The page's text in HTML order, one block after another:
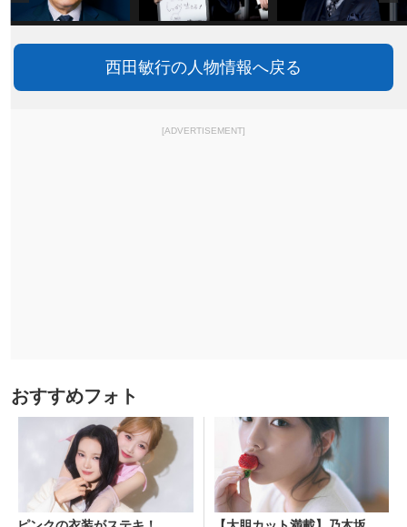
西田敏行の人物情報へ戻る
[ADVERTISEMENT]
おすすめフォト